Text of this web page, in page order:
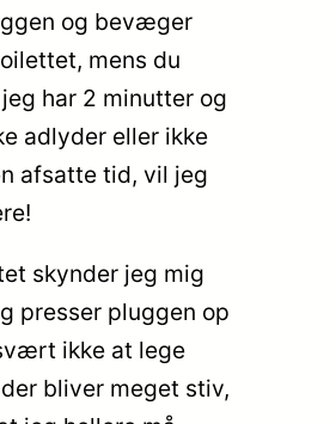
og bevæger
mens du
har 2 minutter og
adlyder eller ikke
afsatte tid, vil jeg
skynder jeg mig
presser pluggen op
ikke at lege
bliver meget stiv,